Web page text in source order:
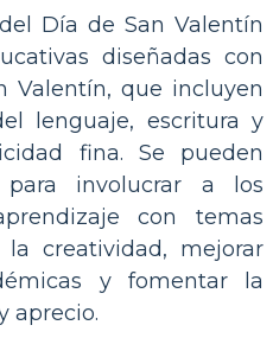
Día de San Valentín
diseñadas con
Valentín, que incluyen
lenguaje, escritura y
fina. Se pueden
involucrar a los
con temas
la creatividad, mejorar
y fomentar la
aprecio.